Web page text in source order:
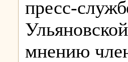
пресс-
мнению